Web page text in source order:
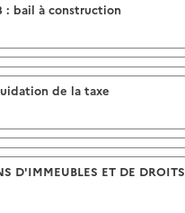
: bail à construction
de la taxe
D'IMMEUBLES ET DE DROITS